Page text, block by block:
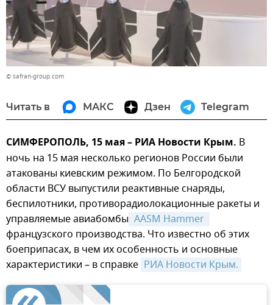
© safran-group.com
Читать в МАКС Дзен Telegram
СИМФЕРОПОЛЬ, 15 мая – РИА Новости Крым. В
ночь на 15 мая несколько регионов России были
атакованы киевским режимом. По Белгородской
области ВСУ выпустили реактивные снаряды,
беспилотники, противорадиолокационные ракеты и
управляемые авиабомбы
французского производства. Что известно об этих
боеприпасах, в чем их особенность и основные
характеристики – в справке РИА Новости Крым.